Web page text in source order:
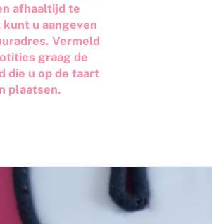
afhaaltijd te
u aangeven
Vermeld
graag de
die u op de taart
plaatsen.